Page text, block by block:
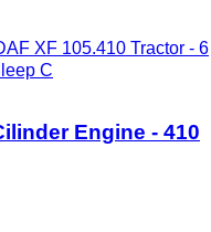
XF 105.410 Tractor - 6
C
Engine - 410